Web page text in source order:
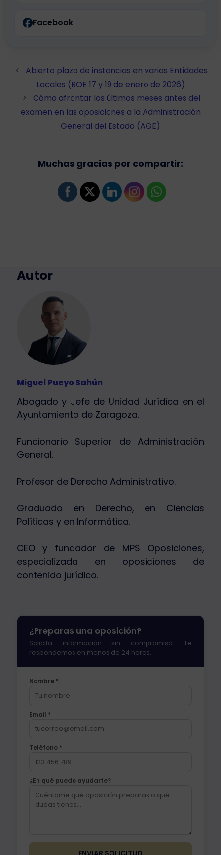
Facebook
Abierto plazo de instancias en varias Entidades
Locales (BOE 17 y 19 de enero de 2026)
Cómo afrontar los últimos meses antes del
examen en las oposiciones a la Administración
General del Estado (AGE)
Muchas gracias por compartir:
Autor
Miguel Pueyo Sahún
Abogado y Jefe de Unidad Jurídica en el
Ayuntamiento de Zaragoza.
Funcionario Superior de Administración
General.
Profesor de Derecho Administrativo.
Graduado en Derecho, en Ciencias
Políticas y en Informática.
CEO y fundador de MPS Oposiciones,
especializada en oposiciones de
contenido jurídico.
¿Preparas una oposición?
Solicita información sin compromiso. Te
respondemos en menos de 24 horas.
Nombre *
Email *
Teléfono *
¿En qué puedo ayudarte?